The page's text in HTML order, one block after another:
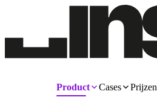
Product Cases Prijzen